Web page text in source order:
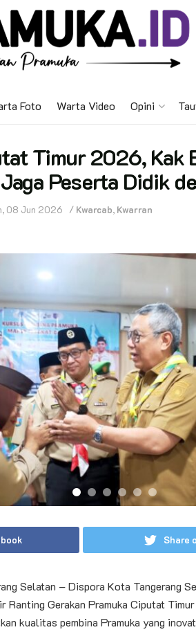
Foto Warta Video Opini
Timur 2026, Kak
Peserta Didik
08 Jun 2026 / Kwarcab, Kwarran
Share
Selatan – Dispora Kota Tangerang
Ranting Gerakan Pramuka Ciputat
kualitas pembina Pramuka yang